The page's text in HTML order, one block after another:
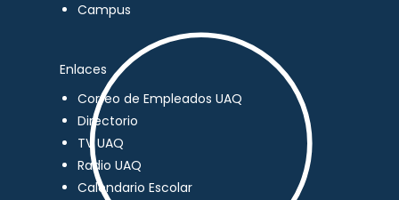
Campus
Enlaces
Correo de Empleados UAQ
Directorio
TV UAQ
Radio UAQ
Calendario Escolar